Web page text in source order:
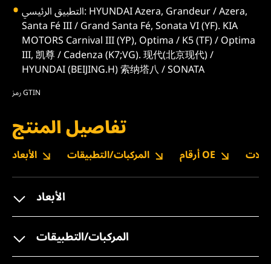
التطبيق الرئيسي: HYUNDAI Azera, Grandeur / Azera,
Santa Fé III / Grand Santa Fé, Sonata VI (YF). KIA
MOTORS Carnival III (YP), Optima / K5 (TF) / Optima
III, 凯尊 / Cadenza (K7;VG). 现代(北京现代) /
HYUNDAI (BEIJING.H) 索纳塔八 / SONATA
رمز GTIN
تفاصيل المنتج
الأبعاد المركبات/التطبيقات أرقام OE
الأبعاد
المركبات/التطبيقات